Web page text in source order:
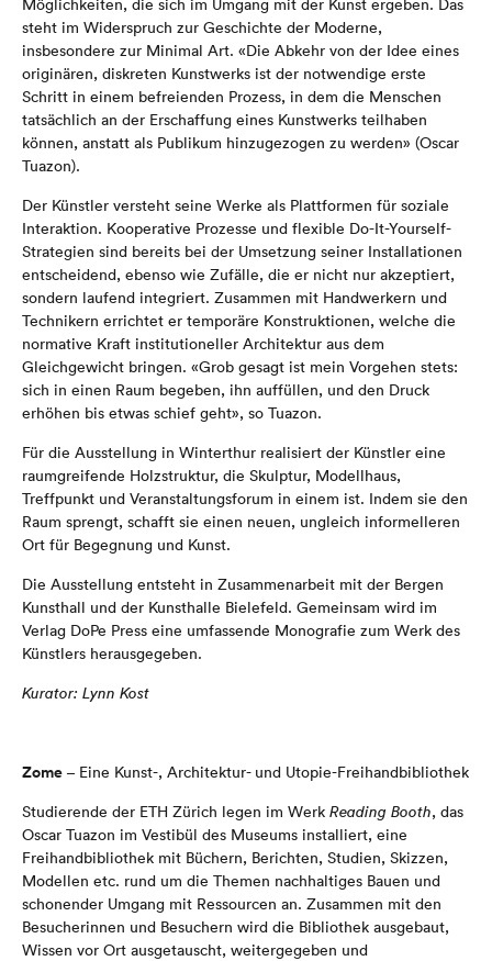
Möglichkeiten, die sich im Umgang mit der Kunst ergeben. Das
steht im Widerspruch zur Geschichte der Moderne,
insbesondere zur Minimal Art. «Die Abkehr von der Idee eines
originären, diskreten Kunstwerks ist der notwendige erste
Schritt in einem befreienden Prozess, in dem die Menschen
tatsächlich an der Erschaffung eines Kunstwerks teilhaben
können, anstatt als Publikum hinzugezogen zu werden» (Oscar
Tuazon).
Der Künstler versteht seine Werke als Plattformen für soziale
Interaktion. Kooperative Prozesse und flexible Do-It-Yourself-
Strategien sind bereits bei der Umsetzung seiner Installationen
entscheidend, ebenso wie Zufälle, die er nicht nur akzeptiert,
sondern laufend integriert. Zusammen mit Handwerkern und
Technikern errichtet er temporäre Konstruktionen, welche die
normative Kraft institutioneller Architektur aus dem
Gleichgewicht bringen. «Grob gesagt ist mein Vorgehen stets:
sich in einen Raum begeben, ihn auffüllen, und den Druck
erhöhen bis etwas schief geht», so Tuazon.
Für die Ausstellung in Winterthur realisiert der Künstler eine
raumgreifende Holzstruktur, die Skulptur, Modellhaus,
Treffpunkt und Veranstaltungsforum in einem ist. Indem sie den
Raum sprengt, schafft sie einen neuen, ungleich informelleren
Ort für Begegnung und Kunst.
Die Ausstellung entsteht in Zusammenarbeit mit der Bergen
Kunsthall und der Kunsthalle Bielefeld. Gemeinsam wird im
Verlag DoPe Press eine umfassende Monografie zum Werk des
Künstlers herausgegeben.
Kurator: Lynn Kost
Zome – Eine Kunst-, Architektur- und Utopie-Freihandbibliothek
Studierende der ETH Zürich legen im Werk Reading Booth, das
Oscar Tuazon im Vestibül des Museums installiert, eine
Freihandbibliothek mit Büchern, Berichten, Studien, Skizzen,
Modellen etc. rund um die Themen nachhaltiges Bauen und
schonender Umgang mit Ressourcen an. Zusammen mit den
Besucherinnen und Besuchern wird die Bibliothek ausgebaut,
Wissen vor Ort ausgetauscht, weitergegeben und